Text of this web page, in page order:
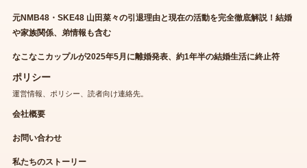
元NMB48・SKE48 山田菜々の引退理由と現在の活動を完全徹底解説！結婚
や家族関係、弟情報も含む
なこなこカップルが2025年5月に離婚発表、約1年半の結婚生活に終止符
ポリシー
運営情報、ポリシー、読者向け連絡先。
会社概要
お問い合わせ
私たちのストーリー